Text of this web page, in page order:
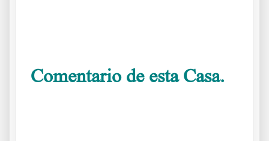
Comentario de esta Casa.